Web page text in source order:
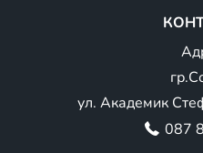
ул. Академик
087